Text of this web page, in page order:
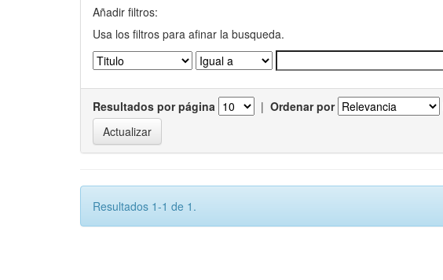
Añadir filtros:
Usa los filtros para afinar la busqueda.
Resultados por página | Ordenar por
Resultados 1-1 de 1.